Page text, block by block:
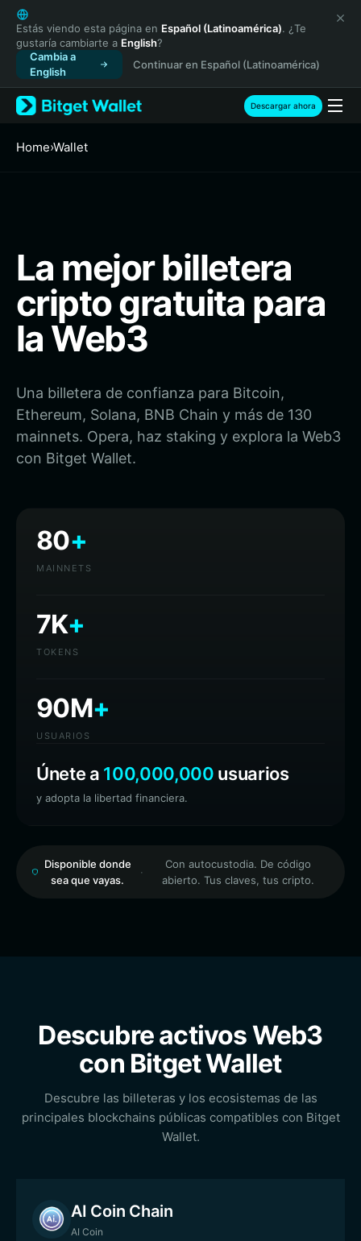
English
日本語
Tiếng Việt
Русский
Español (Latinoamérica)
Türkçe
Français
ภาษาไทย
हिन्दी
বাংলা
Español
Português (Brasil)
Español (Argentina)
Estás viendo esta página en Español (Latinoamérica). ¿Te
gustaría cambiarte a English?
Cambia a
English
Continuar en Español (Latinoamérica)
Descargar ahora
Home›Wallet
La mejor billetera
cripto gratuita para
la Web3
Una billetera de confianza para Bitcoin,
Ethereum, Solana, BNB Chain y más de 130
mainnets. Opera, haz staking y explora la Web3
con Bitget Wallet.
80+
MAINNETS
7K+
TOKENS
90M+
USUARIOS
Únete a 100,000,000 usuarios
y adopta la libertad financiera.
Disponible donde
sea que vayas.
·
Con autocustodia. De código
abierto. Tus claves, tus cripto.
Descubre activos Web3
con Bitget Wallet
Descubre las billeteras y los ecosistemas de las
principales blockchains públicas compatibles con Bitget
Wallet.
AI Coin Chain
AI Coin